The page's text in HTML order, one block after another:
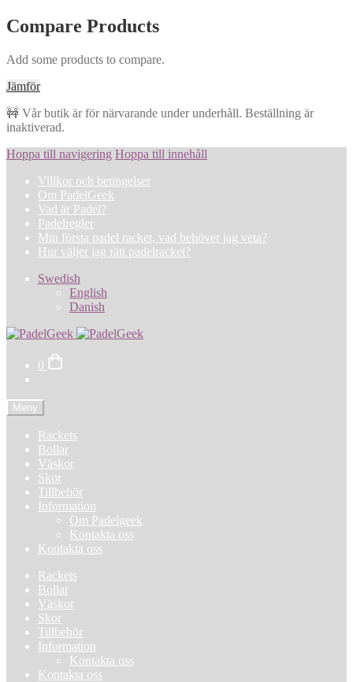
Compare Products
Add some products to compare.
Jämför
🚧 Vår butik är för närvarande under underhåll. Beställning är
inaktiverad.
Hoppa till navigering Hoppa till innehåll
Villkor och betingelser
Om PadelGeek
Vad är Padel?
Padelregler
Min första padel racket, vad behöver jag veta?
Hur väljer jag rätt padelracket?
Swedish
English
Danish
0
Meny
Rackets
Bollar
Väskor
Skor
Tillbehör
Information
Om Padelgeek
Kontakta oss
Kontakta oss
Rackets
Bollar
Väskor
Skor
Tillbehör
Information
Kontakta oss
Kontakta oss